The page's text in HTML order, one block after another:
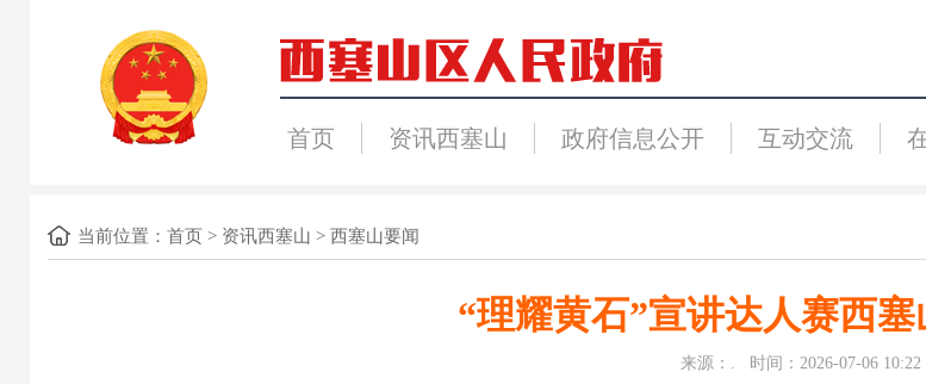
首页 资讯西塞山 政府信息公开 互动交流
当前位置： 首页> 资讯西塞山 > 西塞山要闻
“理耀黄石”宣讲达人赛西
来源：. 时间：2026-07-06 10:22